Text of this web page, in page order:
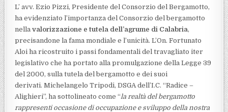
L’ avv. Ezio Pizzi, Presidente del Consorzio del Bergamotto,
ha evidenziato l’importanza del Consorzio del bergamotto
nellavalorizzazione e tutela dell’agrume di Calabria,
precisandone la fama mondiale e l’unicità. L’On. Fortunato
Aloi ha ricostruito i passi fondamentali del travagliato iter
legislativo che ha portato alla promulgazione della Legge 39
del 2000, sulla tutela del bergamotto e dei suoi
derivati. Michelangelo Tripodi, DSGA dell’I.C. “Radice –
Alighieri”, ha sottolineato come “la realtà del bergamotto
rappresenti occasione di occupazione e sviluppo della nostra